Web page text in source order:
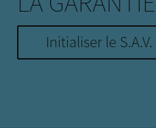
Initialiser le S.A.V.